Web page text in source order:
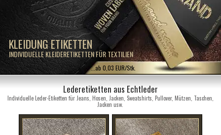
KLEIDUNG ETIKETTEN
INDIVIDUELLE KLEIDERETIKETTEN FÜR TEXTILIEN
...ab 0,03 EUR/Stk.
Lederetiketten aus Echtleder
Individuelle Leder-Etiketten für Jeans, Hosen, Jacken, Sweatshirts, Pullover, Mützen, Taschen,
Jacken usw.